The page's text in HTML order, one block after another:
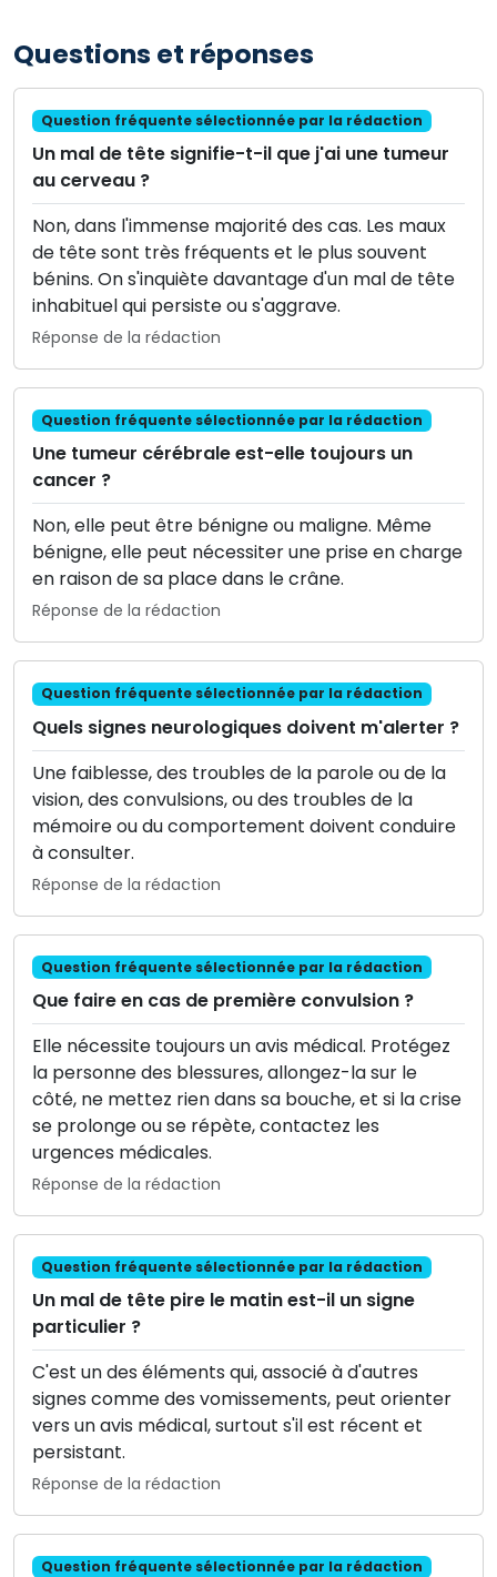
Questions et réponses
Question fréquente sélectionnée par la rédaction
Un mal de tête signifie-t-il que j'ai une tumeur
au cerveau ?
Non, dans l'immense majorité des cas. Les maux
de tête sont très fréquents et le plus souvent
bénins. On s'inquiète davantage d'un mal de tête
inhabituel qui persiste ou s'aggrave.
Réponse de la rédaction
Question fréquente sélectionnée par la rédaction
Une tumeur cérébrale est-elle toujours un
cancer ?
Non, elle peut être bénigne ou maligne. Même
bénigne, elle peut nécessiter une prise en charge
en raison de sa place dans le crâne.
Réponse de la rédaction
Question fréquente sélectionnée par la rédaction
Quels signes neurologiques doivent m'alerter ?
Une faiblesse, des troubles de la parole ou de la
vision, des convulsions, ou des troubles de la
mémoire ou du comportement doivent conduire
à consulter.
Réponse de la rédaction
Question fréquente sélectionnée par la rédaction
Que faire en cas de première convulsion ?
Elle nécessite toujours un avis médical. Protégez
la personne des blessures, allongez-la sur le
côté, ne mettez rien dans sa bouche, et si la crise
se prolonge ou se répète, contactez les
urgences médicales.
Réponse de la rédaction
Question fréquente sélectionnée par la rédaction
Un mal de tête pire le matin est-il un signe
particulier ?
C'est un des éléments qui, associé à d'autres
signes comme des vomissements, peut orienter
vers un avis médical, surtout s'il est récent et
persistant.
Réponse de la rédaction
Question fréquente sélectionnée par la rédaction